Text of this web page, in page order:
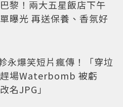
黎！兩大五星飯店下午
曝光 再送保養、香氛好
永爆笑短片瘋傳！「穿垃
場Waterbomb 被虧
名JPG」